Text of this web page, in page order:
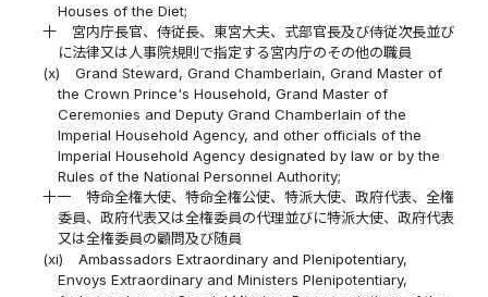
Houses of the Diet;
十
宮内庁長官、侍従長、東宮大夫、式部官長及び侍従次長並び
に法律又は人事院規則で指定する宮内庁のその他の職員
(x)
Grand Steward, Grand Chamberlain, Grand Master of
the Crown Prince's Household, Grand Master of
Ceremonies and Deputy Grand Chamberlain of the
Imperial Household Agency, and other officials of the
Imperial Household Agency designated by law or by the
Rules of the National Personnel Authority;
十一
特命全権大使、特命全権公使、特派大使、政府代表、全権
委員、政府代表又は全権委員の代理並びに特派大使、政府代表
又は全権委員の顧問及び随員
(xi)
Ambassadors Extraordinary and Plenipotentiary,
Envoys Extraordinary and Ministers Plenipotentiary,